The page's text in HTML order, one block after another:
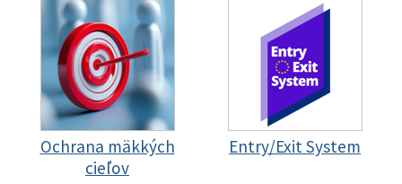
Ochrana mäkkých
cieľov
Entry/Exit System